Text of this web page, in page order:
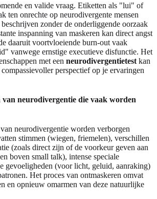
en valide vraag. Etiketten als "lui" of
ten onrechte op neurodivergente mensen
zonder de onderliggende oorzaak
inspanning van maskeren kan direct angst
daaruit voortvloeiende burn-out vaak
vanwege ernstige executieve disfunctie. Het
met een neurodivergentietest kan
perspectief op je ervaringen
van neurodivergentie die vaak worden
neurodivergentie worden verborgen
stimmen (wiegen, friemelen), verschillen
(zoals direct zijn of de voorkeur geven aan
boven small talk), intense speciale
gevoeligheden (voor licht, geluid, aanraking)
Het proces van ontmaskeren omvat
en opnieuw omarmen van deze natuurlijke